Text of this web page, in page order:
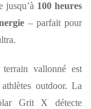
jusqu’à 100 heures
– parfait pour
vallonné est
outdoor. La
Grit X détecte